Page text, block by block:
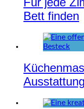
Bett finden